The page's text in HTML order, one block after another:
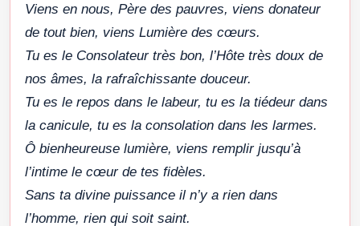
Viens en nous, Père des pauvres, viens donateur
de tout bien, viens Lumière des cœurs.
Tu es le Consolateur très bon, l’Hôte très doux de
nos âmes, la rafraîchissante douceur.
Tu es le repos dans le labeur, tu es la tiédeur dans
la canicule, tu es la consolation dans les larmes.
Ô bienheureuse lumière, viens remplir jusqu’à
l’intime le cœur de tes fidèles.
Sans ta divine puissance il n’y a rien dans
l’homme, rien qui soit saint.